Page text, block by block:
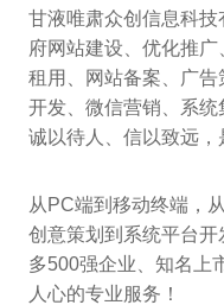
甘液唯肃众创信息科
府网站建设、优化推
租用、网站备案、广
开发、微信营销、系统
诚以待人、信以致远，
从PC端到移动终端，
创意策划到系统平台
多500强企业、知名上
人心的专业服务！